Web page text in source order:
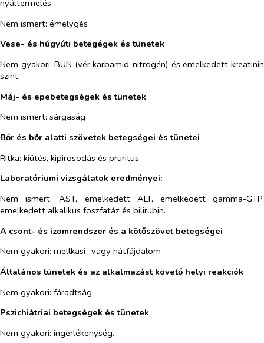
nyáltermelés
Nem ismert: émelygés
Vese- és húgyúti betegégek és tünetek
Nem gyakori: BUN (vér karbamid-nitrogén) és emelkedett kreatinin
szint.
Máj- és epebetegségek és tünetek
Nem ismert: sárgaság
Bőr és bőr alatti szövetek betegségei és tünetei
Ritka: kiütés, kipirosodás és pruritus
Laboratóriumi vizsgálatok eredményei:
Nem ismert: AST, emelkedett ALT, emelkedett gamma-GTP,
emelkedett alkalikus foszfatáz és bilirubin.
A csont- és izomrendszer és a kötőszövet betegségei
Nem gyakori: mellkasi- vagy hátfájdalom
Általános tünetek és az alkalmazást követő helyi reakciók
Nem gyakori: fáradtság
Pszichiátriai betegségek és tünetek
Nem gyakori: ingerlékenység.